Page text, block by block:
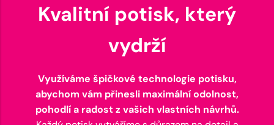
Kvalitní potisk, který
vydrží
Využíváme špičkové technologie potisku,
abychom vám přinesli maximální odolnost,
pohodlí a radost z vašich vlastních návrhů.